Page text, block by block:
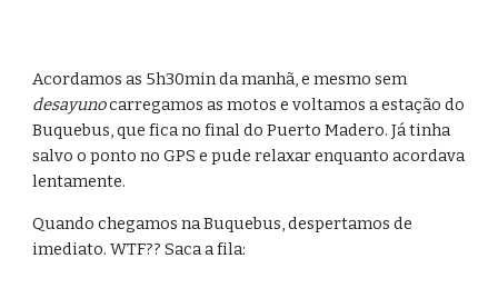
desayuno carregamos as motos e voltamos a estação do
Buquebus, que fica no final do Puerto Madero. Já tinha
salvo o ponto no GPS e pude relaxar enquanto acordava
lentamente.
Quando chegamos na Buquebus, despertamos de
imediato. WTF?? Saca a fila: